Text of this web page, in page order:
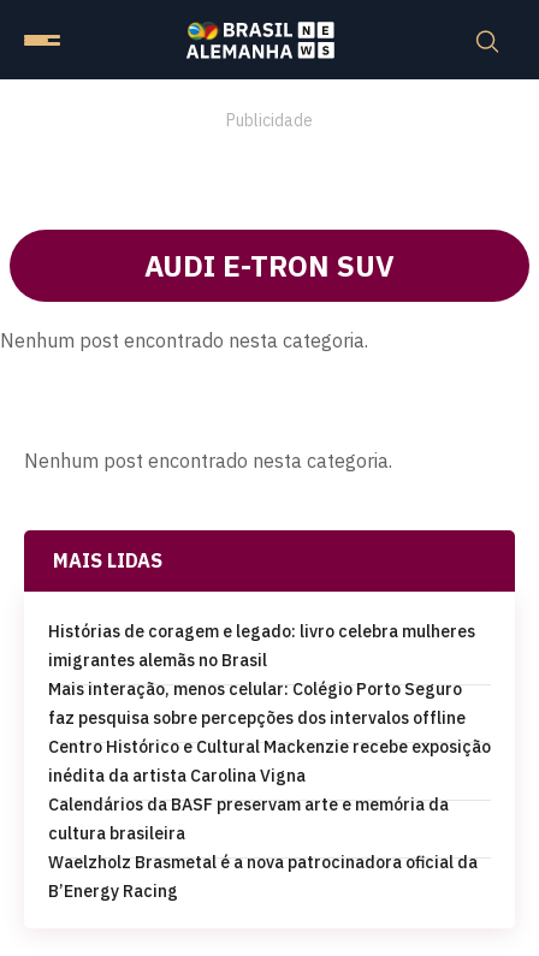
Publicidade
AUDI E-TRON SUV
Nenhum post encontrado nesta categoria.
Nenhum post encontrado nesta categoria.
MAIS LIDAS
Histórias de coragem e legado: livro celebra mulheres
imigrantes alemãs no Brasil
Mais interação, menos celular: Colégio Porto Seguro
faz pesquisa sobre percepções dos intervalos offline
Centro Histórico e Cultural Mackenzie recebe exposição
inédita da artista Carolina Vigna
Calendários da BASF preservam arte e memória da
cultura brasileira
Waelzholz Brasmetal é a nova patrocinadora oficial da
B’Energy Racing